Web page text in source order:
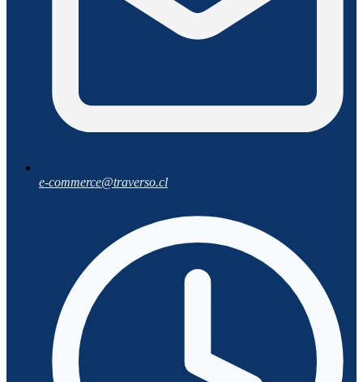
e-commerce@traverso.cl